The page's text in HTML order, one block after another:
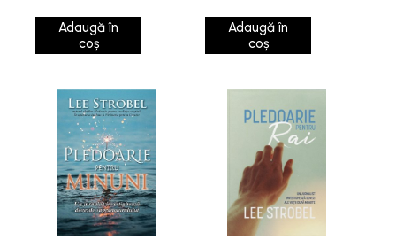
Adaugă în
coș
Adaugă în
coș